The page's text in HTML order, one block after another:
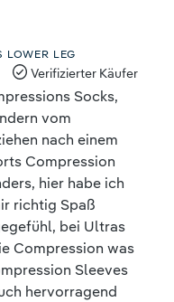
LOWER LEG
Verifizierter Käufer
Socks,
vom
nach einem
Compression
hier habe ich
richtig Spaß
bei Ultras
Compression was
Sleeves
hervorragend